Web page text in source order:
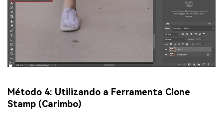
Método 4: Utilizando a Ferramenta Clone
Stamp (Carimbo)